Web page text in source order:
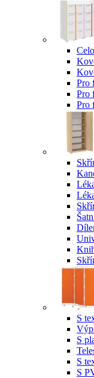
Pro
Pro
Pro
S
S
S
S